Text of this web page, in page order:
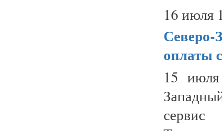
16 июля
Северо-
оплаты
15
сервис